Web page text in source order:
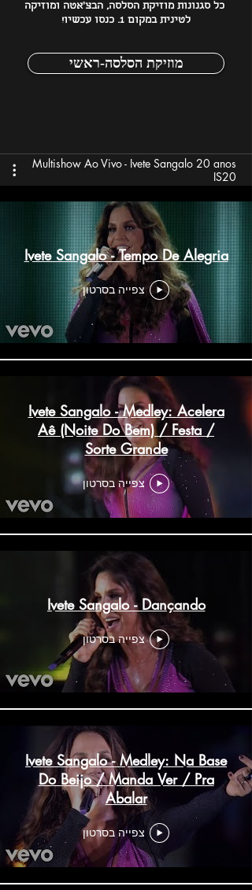
כל סגנונות מוזיקת הסלסה, הבצ'אטה ומוזיקה
לטינית במקום 1. כנסו עכשיו!
מוזיקת הסלסה-ראשי
Multishow Ao Vivo - Ivete Sangalo 20 anos
IS20
Ivete Sangalo - Tempo De Alegria
צפייה בסרטון
Ivete Sangalo - Medley: Acelera
Aê (Noite Do Bem) / Festa /
Sorte Grande
צפייה בסרטון
Ivete Sangalo - Dançando
צפייה בסרטון
Ivete Sangalo - Medley: Na Base
Do Beijo / Manda Ver / Pra
Abalar
צפייה בסרטון